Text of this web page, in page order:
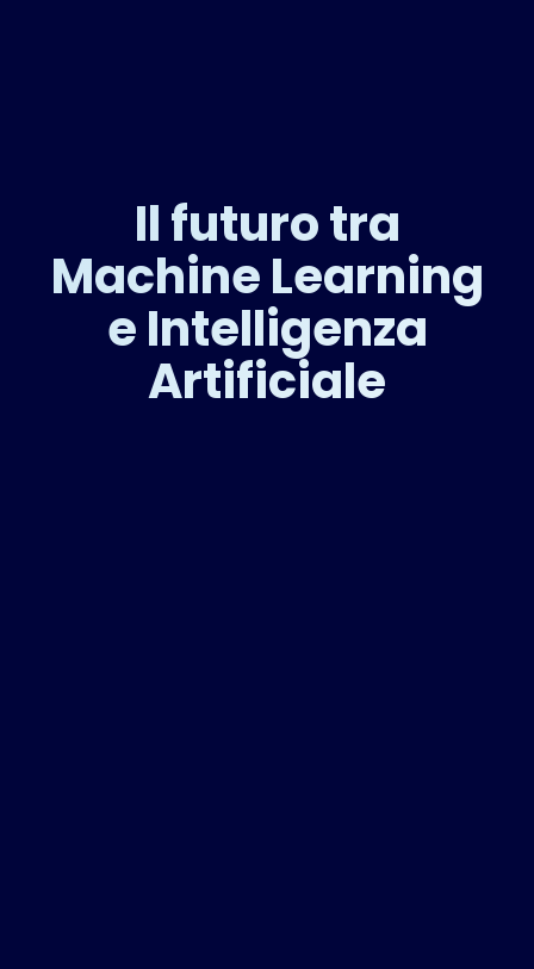
Il futuro tra
Machine Learning
e Intelligenza
Artificiale